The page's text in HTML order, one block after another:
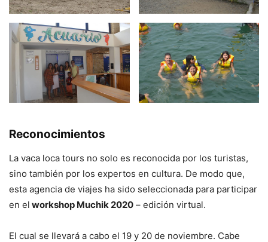
Reconocimientos
La vaca loca tours no solo es reconocida por los turistas,
sino también por los expertos en cultura. De modo que,
esta agencia de viajes ha sido seleccionada para participar
en el workshop Muchik 2020 – edición virtual.
El cual se llevará a cabo el 19 y 20 de noviembre. Cabe